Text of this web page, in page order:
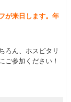
が来日します。年
ろん、ホスピタリ
ご参加ください！